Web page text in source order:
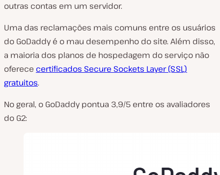
outras contas em um servidor.
Uma das reclamações mais comuns entre os usuários
do GoDaddy é o mau desempenho do site. Além disso,
a maioria dos planos de hospedagem do serviço não
oferece certificados Secure Sockets Layer (SSL)
gratuitos.
No geral, o GoDaddy pontua 3,9/5 entre os avaliadores
do G2: